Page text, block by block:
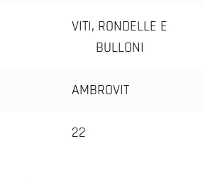
VITI, RONDELLE E
BULLONI
AMBROVIT
22